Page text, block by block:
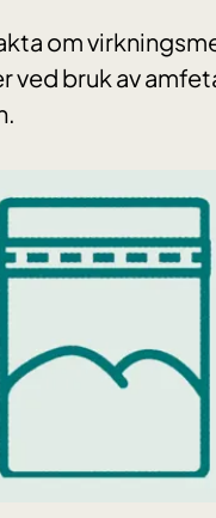
om
ved bruk av